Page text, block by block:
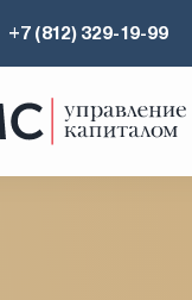
+7 (812) 329-19-99
Аналитика